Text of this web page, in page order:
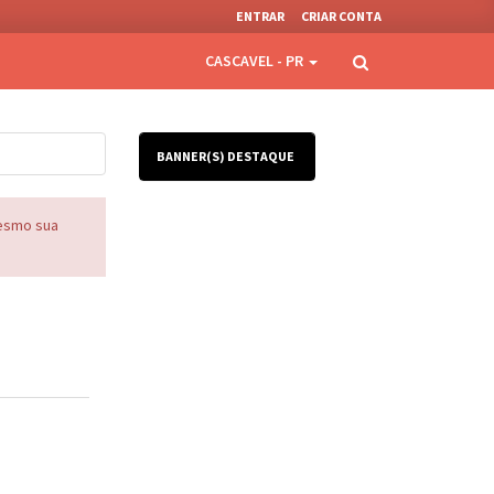
ENTRAR CRIAR CONTA
CASCAVEL - PR
sua
BANNER(S) DESTAQUE